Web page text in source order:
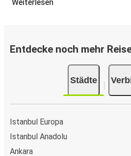
der App.
Verkaufsstellen für Tickets
Ticketverkaufsstellen oder
Weiterlesen
Entdecke noch mehr
Städte
Istanbul Europa
Istanbul Anadolu
Ankara